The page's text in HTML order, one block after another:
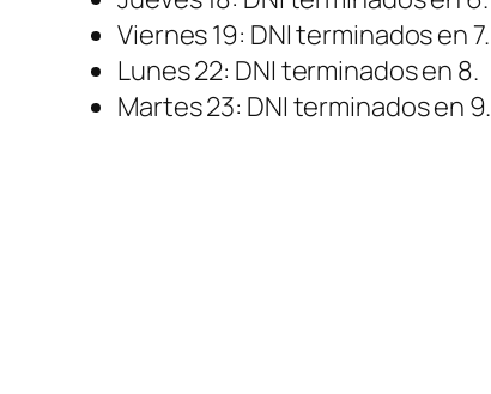
Viernes 19: DNI terminados en 7.
Lunes 22: DNI terminados en 8.
Martes 23: DNI terminados en 9.